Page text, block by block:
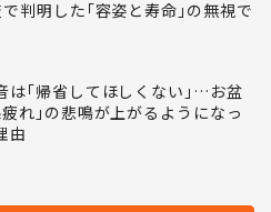
判明した｢容姿と寿命｣の無視で
は｢帰省してほしくない｣…お盆
れ｣の悲鳴が上がるようになっ
由